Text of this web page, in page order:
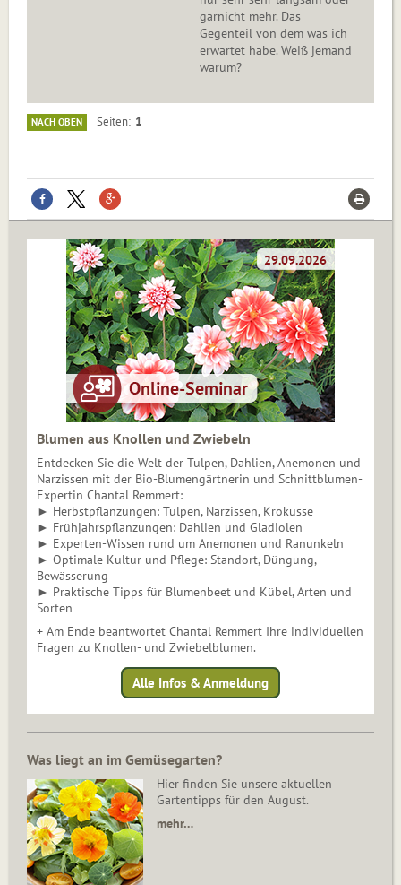
garnicht mehr. Das
Gegenteil von dem was ich
erwartet habe. Weiß jemand
warum?
NACH OBEN Seiten 1
Blumen aus Knollen und Zwiebeln
Entdecken Sie die Welt der Tulpen, Dahlien, Anemonen und
Narzissen mit der Bio-Blumengärtnerin und Schnittblumen-
Expertin Chantal Remmert:
► Herbstpflanzungen: Tulpen, Narzissen, Krokusse
► Frühjahrspflanzungen: Dahlien und Gladiolen
► Experten-Wissen rund um Anemonen und Ranunkeln
► Optimale Kultur und Pflege: Standort, Düngung,
Bewässerung
► Praktische Tipps für Blumenbeet und Kübel, Arten und
Sorten
+ Am Ende beantwortet Chantal Remmert Ihre individuellen
Fragen zu Knollen- und Zwiebelblumen.
Alle Infos & Anmeldung
Was liegt an im Gemüsegarten?
Hier finden Sie unsere aktuellen
Gartentipps für den August.
mehr…